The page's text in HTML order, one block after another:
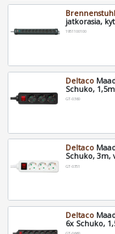
Brennenstuhl
jatkorasia,
1951100100
Deltaco
Schuko,
GT-0360
Deltaco
Schuko, 3m,
GT-0351
Deltaco
6x Schuko,